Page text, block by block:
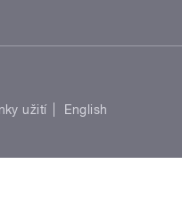
užití
English